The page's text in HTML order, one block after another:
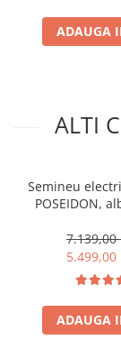
ADAUGA
ALTI
Semineu
POSEIDON,
efect 3D,
7.139,00
5.499,00
ADAUGA